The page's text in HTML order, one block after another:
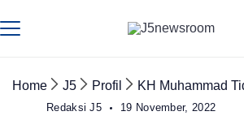
to
Home J5 Profil KH Muhammad
Redaksi J5 19 November, 2022